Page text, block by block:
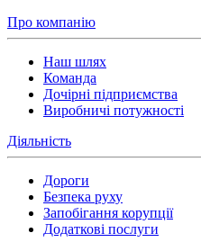
Про компанію
Наш шлях
Команда
Дочірні підприємства
Виробничі потужності
Діяльність
Дороги
Безпека руху
Запобігання корупції
Додаткові послуги